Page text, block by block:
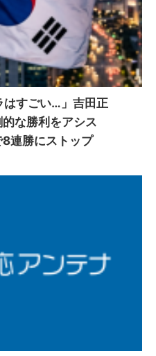
はすごい…」吉田正
な勝利をアシス
8連勝にストップ